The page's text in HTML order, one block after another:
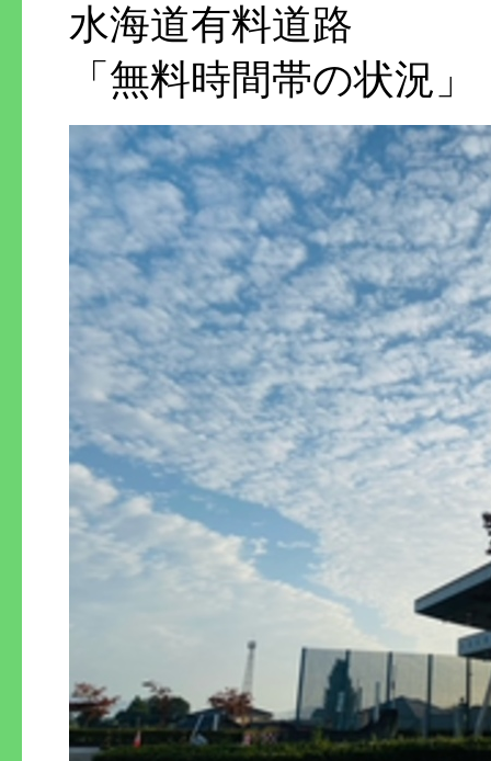
水海道有料道路
「無料時間帯の状況」